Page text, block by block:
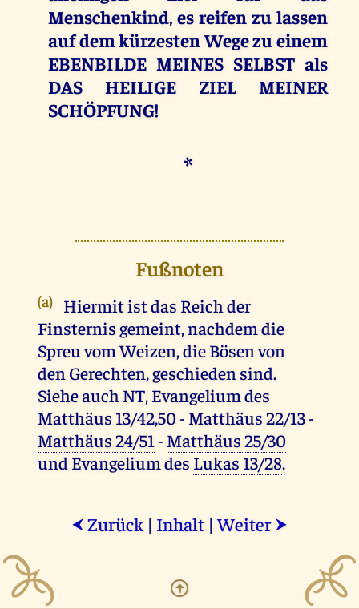
Menschenkind, es reifen zu lassen
auf dem kürzesten Wege zu einem
EBENBILDE MEINES SELBST als
DAS HEILIGE ZIEL MEINER
SCHÖPFUNG!
*
Fußnoten
(a) Hiermit ist das Reich der
Finsternis gemeint, nachdem die
Spreu vom Weizen, die Bösen von
den Gerechten, geschieden sind.
Siehe auch NT, Evangelium des
Matthäus 13/42,50- Matthäus 22/13-
Matthäus 24/51- Matthäus 25/30
und Evangelium des Lukas 13/28.
⮜ Zurück | Inhalt |Weiter ⮞